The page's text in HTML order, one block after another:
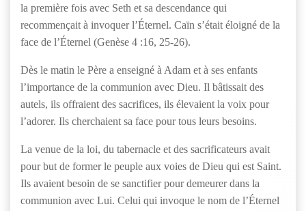
la première fois avec Seth et sa descendance qui
recommençait à invoquer l’Éternel. Caïn s’était éloigné de la
face de l’Éternel (Genèse 4 :16, 25-26).
Dès le matin le Père a enseigné à Adam et à ses enfants
l’importance de la communion avec Dieu. Il bâtissait des
autels, ils offraient des sacrifices, ils élevaient la voix pour
l’adorer. Ils cherchaient sa face pour tous leurs besoins.
La venue de la loi, du tabernacle et des sacrificateurs avait
pour but de former le peuple aux voies de Dieu qui est Saint.
Ils avaient besoin de se sanctifier pour demeurer dans la
communion avec Lui. Celui qui invoque le nom de l’Éternel